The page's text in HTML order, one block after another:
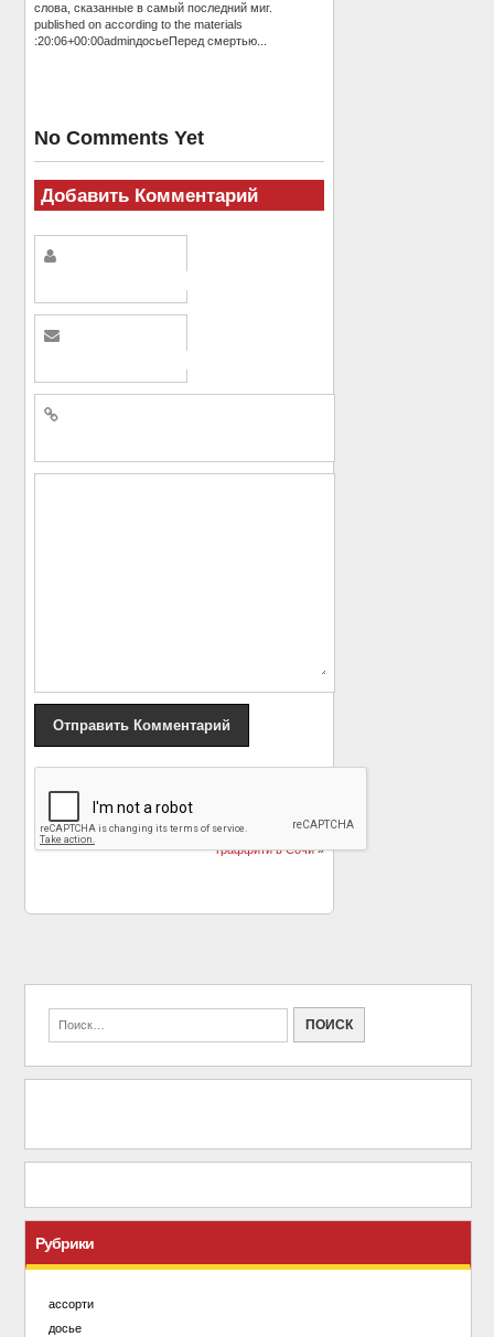
слова, сказанные в самый последний миг.
published on according to the materials
:20:06+00:00adminдосьеПеред смертью...
No Comments Yet
Добавить Комментарий
Российский фрик
Кирил Терёшин —
Умирать не страшно
Толмацкий) появился
граффити в Сочи»
Рубрики
ассорти
досье